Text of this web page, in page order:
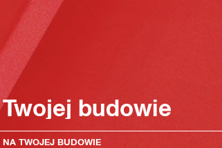
budowie
TWOJEJ BUDOWIE